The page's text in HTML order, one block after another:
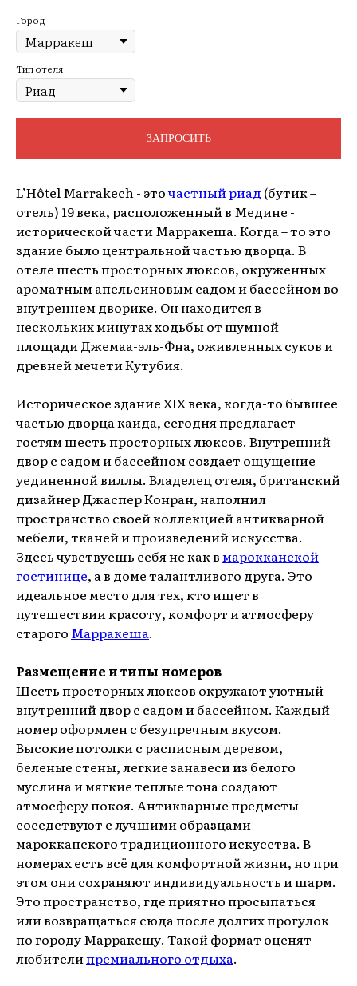
Город
Тип отеля
ЗАПРОСИТЬ
L’Hôtel Marrakech - эточастный риад (бутик –
отель) 19 века, расположенный в Медине -
исторической части Марракеша. Когда – то это
здание было центральной частью дворца. В
отеле шесть просторных люксов, окруженных
ароматным апельсиновым садом и бассейном во
внутреннем дворике. Он находится в
нескольких минутах ходьбы от шумной
площади Джемаа-эль-Фна, оживленных суков и
древней мечети Кутубия.
Историческое здание XIX века, когда-то бывшее
частью дворца каида, сегодня предлагает
гостям шесть просторных люксов. Внутренний
двор с садом и бассейном создает ощущение
уединенной виллы. Владелец отеля, британский
дизайнер Джаспер Конран, наполнил
пространство своей коллекцией антикварной
мебели, тканей и произведений искусства.
Здесь чувствуешь себя не как вмарокканской
гостинице, а в доме талантливого друга. Это
идеальное место для тех, кто ищет в
путешествии красоту, комфорт и атмосферу
старого Марракеша.
Размещение и типы номеров
Шесть просторных люксов окружают уютный
внутренний двор с садом и бассейном. Каждый
номер оформлен с безупречным вкусом.
Высокие потолки с расписным деревом,
беленые стены, легкие занавеси из белого
муслина и мягкие теплые тона создают
атмосферу покоя. Антикварные предметы
соседствуют с лучшими образцами
марокканского традиционного искусства. В
номерах есть всё для комфортной жизни, но при
этом они сохраняют индивидуальность и шарм.
Это пространство, где приятно просыпаться
или возвращаться сюда после долгих прогулок
по городу Марракешу. Такой формат оценят
любителипремиального отдыха.